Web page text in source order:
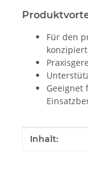
Für den
konzipiert
Geeignet
Wert
Inhalt: